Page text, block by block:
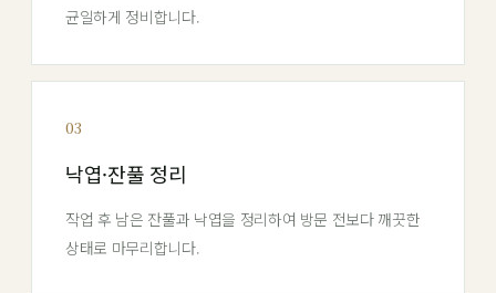
균일하게 정비합니다.
03
낙엽·잔풀 정리
작업 후 남은 잔풀과 낙엽을 정리하여 방문 전보다 깨끗한
상태로 마무리합니다.